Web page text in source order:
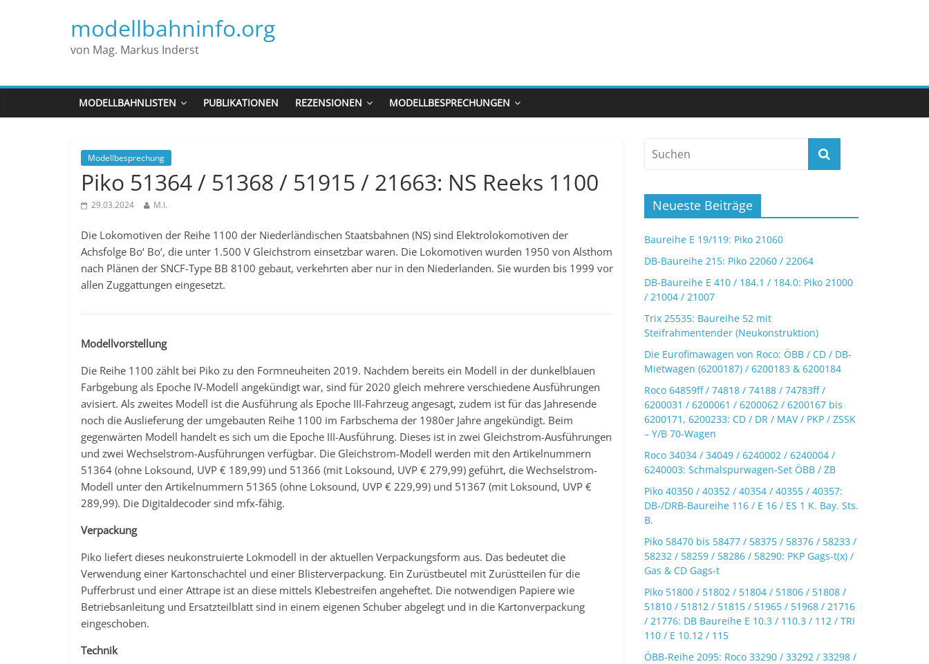
modellbahninfo.org
von Mag. Markus Inderst
MODELLBAHNLISTEN PUBLIKATIONEN REZENSIONEN MODELLBESPRECHUNGEN
Modellbesprechung
Piko 51364 / 51368 / 51915 / 21663: NS Reeks 1100
29.03.2024 M.I.
Die Lokomotiven der Reihe 1100 der Niederländischen Staatsbahnen (NS) sind Elektrolokomotiven der
Achsfolge Bo‘ Bo‘, die unter 1.500 V Gleichstrom einsetzbar waren. Die Lokomotiven wurden 1950 von Alsthom
nach Plänen der SNCF-Type BB 8100 gebaut, verkehrten aber nur in den Niederlanden. Sie wurden bis 1999 vor
allen Zuggattungen eingesetzt.
Modellvorstellung
Die Reihe 1100 zählt bei Piko zu den Formneuheiten 2019. Nachdem bereits ein Modell in der dunkelblauen
Farbgebung als Epoche IV-Modell angekündigt war, sind für 2020 gleich mehrere verschiedene Ausführungen
avisiert. Als zweites Modell ist die Ausführung als Epoche III-Fahrzeug angesagt, zudem ist für das Jahresende
noch die Auslieferung der umgebauten Reihe 1100 im Farbschema der 1980er Jahre angekündigt. Beim
gegenwärten Modell handelt es sich um die Epoche III-Ausführung. Dieses ist in zwei Gleichstrom-Ausführungen
und zwei Wechselstrom-Ausführungen verfügbar. Die Gleichstrom-Modell werden mit den Artikelnummern
51364 (ohne Loksound, UVP € 189,99) und 51366 (mit Loksound, UVP € 279,99) geführt, die Wechselstrom-
Modell unter den Artikelnummern 51365 (ohne Loksound, UVP € 229,99) und 51367 (mit Loksound, UVP €
289,99). Die Digitaldecoder sind mfx-fähig.
Verpackung
Piko liefert dieses neukonstruierte Lokmodell in der aktuellen Verpackungsform aus. Das bedeutet die
Verwendung einer Kartonschachtel und einer Blisterverpackung. Ein Zurüstbeutel mit Zurüstteilen für die
Pufferbrust und einer Attrape ist an diese mittels Klebestreifen angeheftet. Die notwendigen Papiere wie
Betriebsanleitung und Ersatzteilblatt sind in einem eigenen Schuber abgelegt und in die Kartonverpackung
eingeschoben.
Technik
Neueste Beiträge
Baureihe E 19/119: Piko 21060
DB-Baureihe 215: Piko 22060 / 22064
DB-Baureihe E 410 / 184.1 / 184.0: Piko 21000
/ 21004 / 21007
Trix 25535: Baureihe 52 mit
Steifrahmentender (Neukonstruktion)
Die Eurofimawagen von Roco: ÖBB / CD / DB-
Mietwagen (6200187) / 6200183 & 6200184
Roco 64859ff / 74818 / 74188 / 74783ff /
6200031 / 6200061 / 6200062 / 6200167 bis
6200171, 6200233: CD / DR / MAV / PKP / ZSSK
– Y/B 70-Wagen
Roco 34034 / 34049 / 6240002 / 6240004 /
6240003: Schmalspurwagen-Set ÖBB / ZB
Piko 40350 / 40352 / 40354 / 40355 / 40357:
DB-/DRB-Baureihe 116 / E 16 / ES 1 K. Bay. Sts.
B.
Piko 58470 bis 58477 / 58375 / 58376 / 58233 /
58232 / 58259 / 58286 / 58290: PKP Gags-t(x) /
Gas & CD Gags-t
Piko 51800 / 51802 / 51804 / 51806 / 51808 /
51810 / 51812 / 51815 / 51965 / 51968 / 21716
/ 21776: DB Baureihe E 10.3 / 110.3 / 112 / TRI
110 / E 10.12 / 115
ÖBB-Reihe 2095: Roco 33290 / 33292 / 33298 /